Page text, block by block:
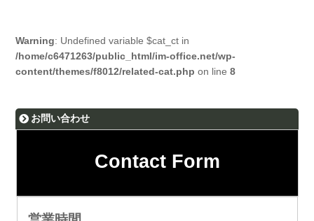
Warning: Undefined variable $cat_ct in
/home/c6471263/public_html/im-office.net/wp-
content/themes/f8012/related-cat.php on line8
お問い合わせ
Contact Form